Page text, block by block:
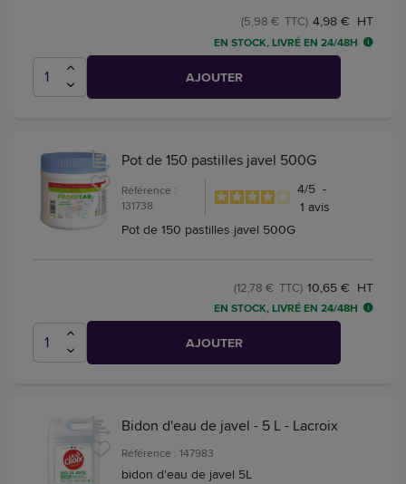
4,98 € HT
(5,98 € TTC)
EN STOCK, LIVRÉ EN 24/48H
AJOUTER
Pot de 150 pastilles javel 500G
Référence :
131738
4/5 -
1avis
Pot de 150 pastilles javel 500G
10,65 € HT
(12,78 € TTC)
EN STOCK, LIVRÉ EN 24/48H
AJOUTER
Bidon d'eau de javel - 5 L - Lacroix
Référence : 147983
bidon d'eau de javel 5L